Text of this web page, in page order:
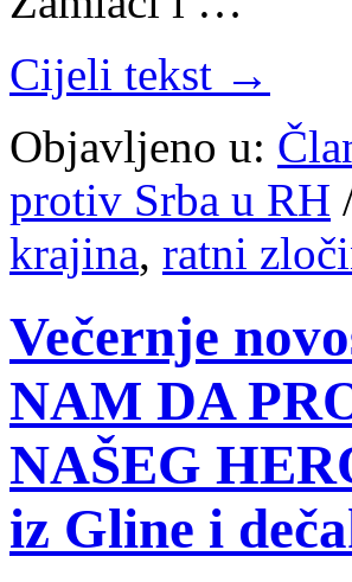
Cijeli tekst →
Objavljeno u:
protiv Srba u RH
krajina, ratni
Večernje
NAM DA
NAŠEG
iz Gline i